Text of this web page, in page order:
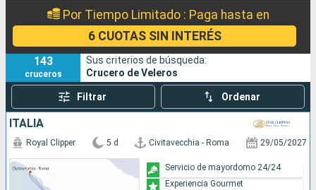
Por Tiempo Limitado : Paga hasta en
6 CUOTAS SIN INTERÉS
143
cruceros
Sus criterios de búsqueda:
Crucero de Veleros
Filtrar Ordenar
ITALIA
Royal Clipper 5 d Civitavecchia - Roma 29/05/2027
Servicio de mayordomo 24/24
Experiencia Gourmet